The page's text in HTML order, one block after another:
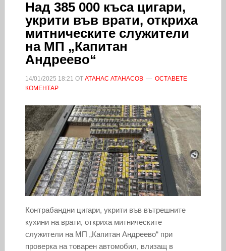
Над 385 000 къса цигари,
укрити във врати, откриха
митническите служители
на МП „Капитан
Андреево“
14/01/2025 18:21 ОТ АТАНАС АТАНАСОВ
ОСТАВЕТЕ
КОМЕНТАР
Контрабандни цигари, укрити във вътрешните
кухини на врати, откриха митническите
служители на МП „Капитан Андреево“ при
проверка на товарен автомобил, влизащ в